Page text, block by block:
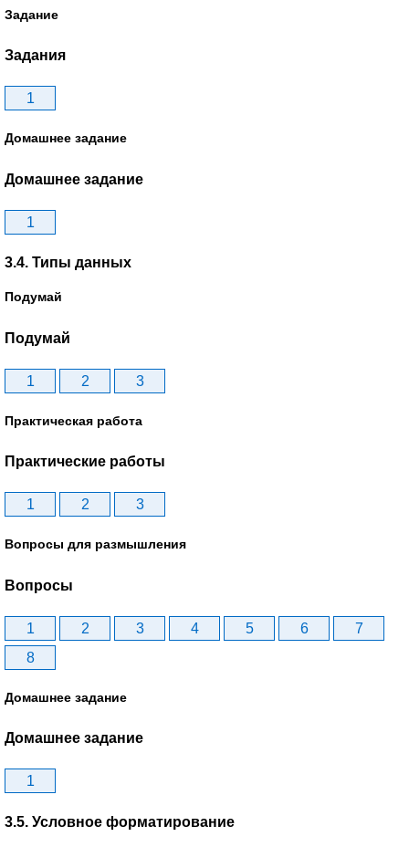
Задание
Задания
1
Домашнее задание
Домашнее задание
1
3.4. Типы данных
Подумай
Подумай
1 2 3
Практическая работа
Практические работы
1 2 3
Вопросы для размышления
Вопросы
1 2 3 4 5 6
7
8
Домашнее задание
Домашнее задание
1
3.5. Условное форматирование